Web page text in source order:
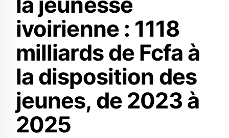
ivoirienne : 1118
milliards de Fcfa à
la disposition des
jeunes, de 2023 à
2025